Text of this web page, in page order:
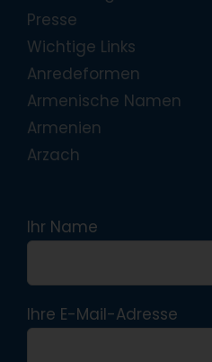
Presse
Wichtige Links
Anredeformen
Armenische Namen
Armenien
Arzach
Ihr Name
Ihre E-Mail-Adresse